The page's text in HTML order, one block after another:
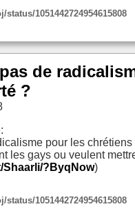
1051442724954615808
de
?
pour les
les gays ou veulent
Shaarli/?ByqNow)
1051442724954615808